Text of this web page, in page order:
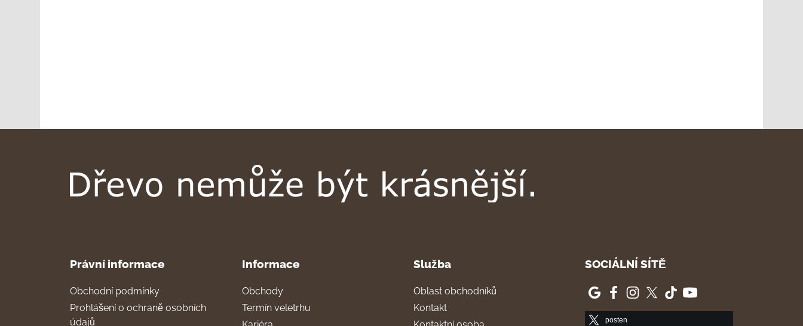
Právní informace
Obchodní podmínky
Prohlášení o ochraně osobních
údajů
Informace
Obchody
Termín veletrhu
Služba
Oblast obchodníků
Kontakt
SOCIÁLNÍ SÍTĚ
posten